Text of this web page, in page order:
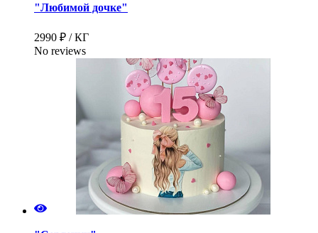
"Любимой дочке"
2990 ₽ / КГ
No reviews